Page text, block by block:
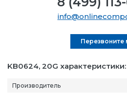
KB0624, 20G характеристики:
Производитель
Перезвоните